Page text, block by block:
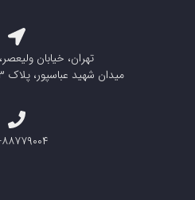
تهران، خیابان
میدان شهید عباسپور، پلاک ۳، طبقه دوم، واحد ۲۱
۰۲۱-